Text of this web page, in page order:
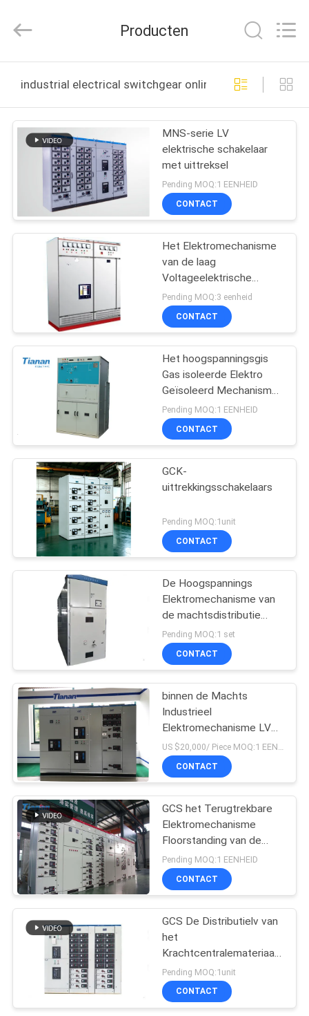
PRODUCTEN
SHOW
ONGEVEER
FABRIEKSREIS
KWALITEITSCONTROLE
CONTACTEER
NIEUWS
VERZOEK
OM EEN
CITAAT
SITEMAP
PRIVACY
POLICY
Co.,Ltd..
Producten
industrial electrical switchgear online fabricage
MNS-serie LV
elektrische schakelaar
met uittreksel
Pending MOQ:1 EENHEID
CONTACT
Het Elektromechanisme
van de laag
Voltageelektrische
veiligheid/Lucht
Geïsoleerd Mechanisme
GGD1
Pending MOQ:3 eenheid
CONTACT
Het hoogspanningsgis
Gas isoleerde Elektro
Geïsoleerd Mechanisme
Sf6, HXGT-Reeks met 35
~ 40.5KV
Pending MOQ:1 EENHEID
CONTACT
GCK-
uittrekkingsschakelaars
Pending MOQ:1unit
CONTACT
De Hoogspannings
Elektromechanisme van
de machtsdistributie
voor
Mijnbouwondernemingen
Pending MOQ:1 set
CONTACT
binnen de Machts
Industrieel
Elektromechanisme LV
van 400V 660V 4000A
GCT met MCB/MCCB
CONTACT
GCS het Terugtrekbare
Elektromechanisme
Floorstanding van de
Laag Voltagedistributie
Pending MOQ:1 EENHEID
CONTACT
GCS De Distributielv van
het
Krachtcentralemateriaal
0.4KV
Elektromechanisme
Pending MOQ:1unit
CONTACT